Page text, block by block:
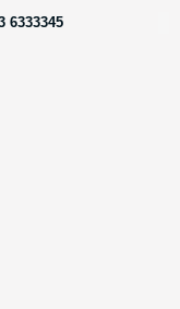
6333345